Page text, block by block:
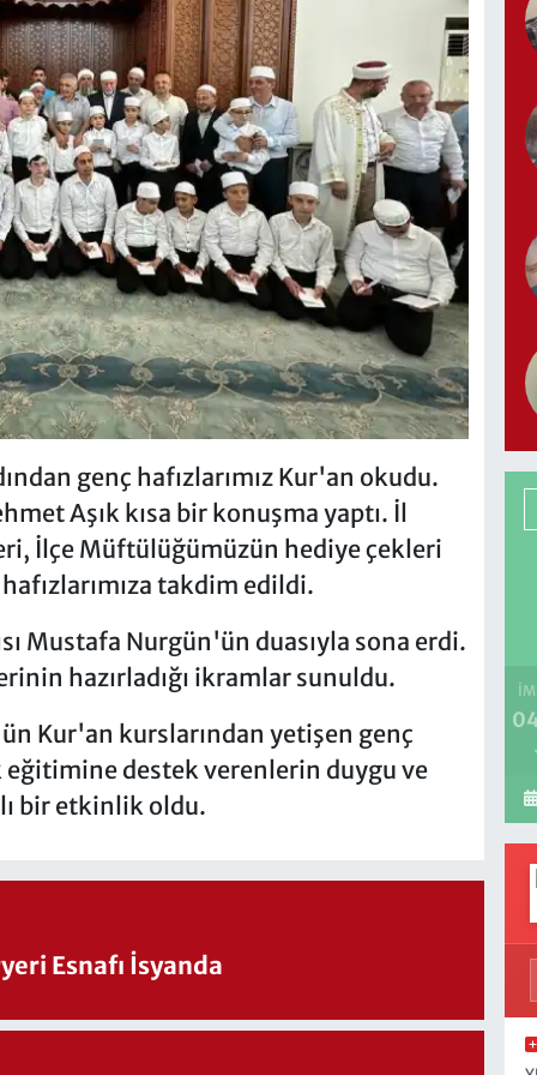
genç hafızlarımız Kur'an okudu.
Aşık kısa bir konuşma yaptı. İl
İlçe Müftülüğümüzün hediye çekleri
takdim edildi.
Mustafa Nurgün'ün duasıyla sona erdi.
hazırladığı ikramlar sunuldu.
Kur'an kurslarından yetişen genç
eğitimine destek verenlerin duygu ve
bir etkinlik oldu.
Esnafı İsyanda